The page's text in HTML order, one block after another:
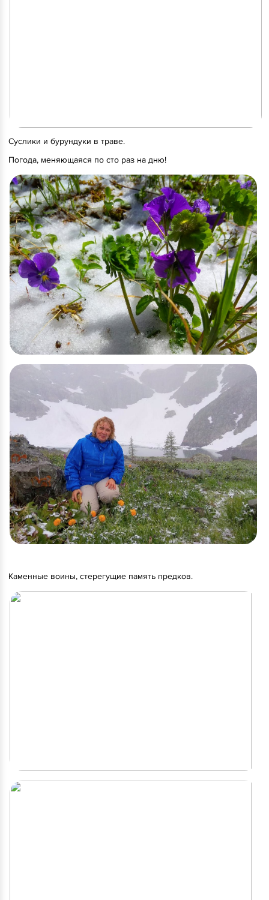
Суслики и бурундуки в траве.
Погода, меняющаяся по сто раз на дню!
Каменные воины, стерегущие память предков.